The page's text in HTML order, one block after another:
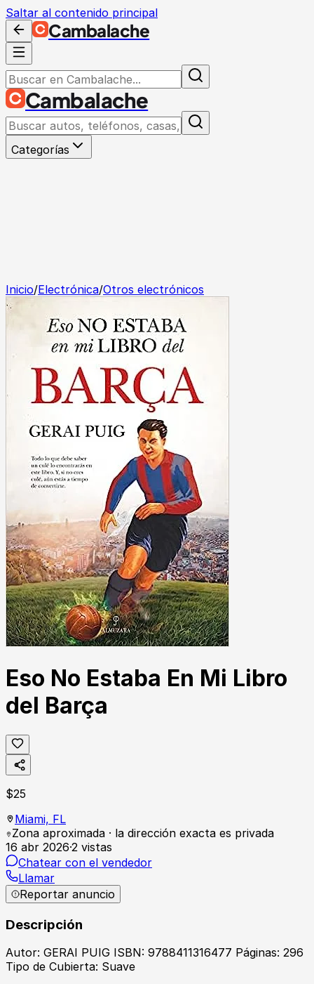
Saltar al contenido principal
Cambalache
Cambalache
Categorías
Inicio/Electrónica/Otros electrónicos
Eso No Estaba En Mi Libro
del Barça
$25
Miami, FL
Zona aproximada · la dirección exacta es privada
16 abr 2026·2 vistas
Chatear con el vendedor
Llamar
Reportar anuncio
Descripción
Autor: GERAI PUIG ISBN: 9788411316477 Páginas: 296
Tipo de Cubierta: Suave